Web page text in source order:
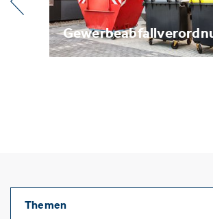
Gewerbeabfallverordnung
Themen